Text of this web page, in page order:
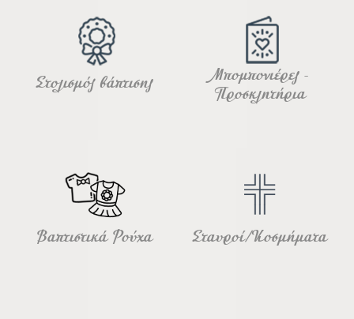
Στολισμός βάπτισης
Μπομπονιέρες -
Προσκλητήρια
Βαπτιστικά Ρούχα Σταυροί/Κοσμήματα